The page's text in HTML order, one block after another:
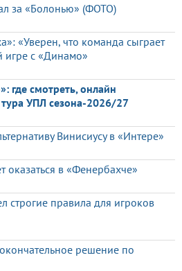
за «Болонью» (ФОТО)
«Уверен, что команда сыграет
игре с «Динамо»
где смотреть, онлайн
УПЛ сезона-2026/27
Винисиусу в «Интере»
оказаться в «Фенербахче»
строгие правила для игроков
решение по